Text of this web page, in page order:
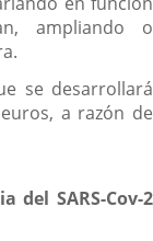
ampliando o
se desarrollará
a razón de
del SARS-Cov-2